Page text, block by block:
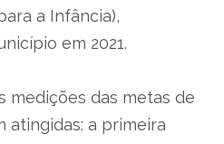
a Infância),
em 2021.
medições das metas de
atingidas: a primeira